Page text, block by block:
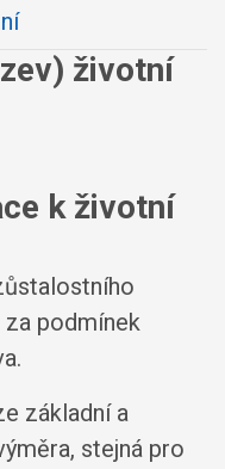
životní
k životní
za podmínek
základní a
stejná pro